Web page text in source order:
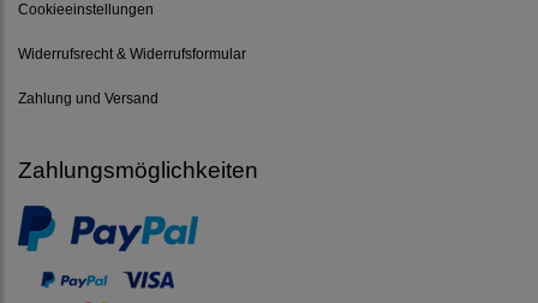
Cookieeinstellungen
Widerrufsrecht & Widerrufsformular
Zahlung und Versand
Zahlungsmöglichkeiten